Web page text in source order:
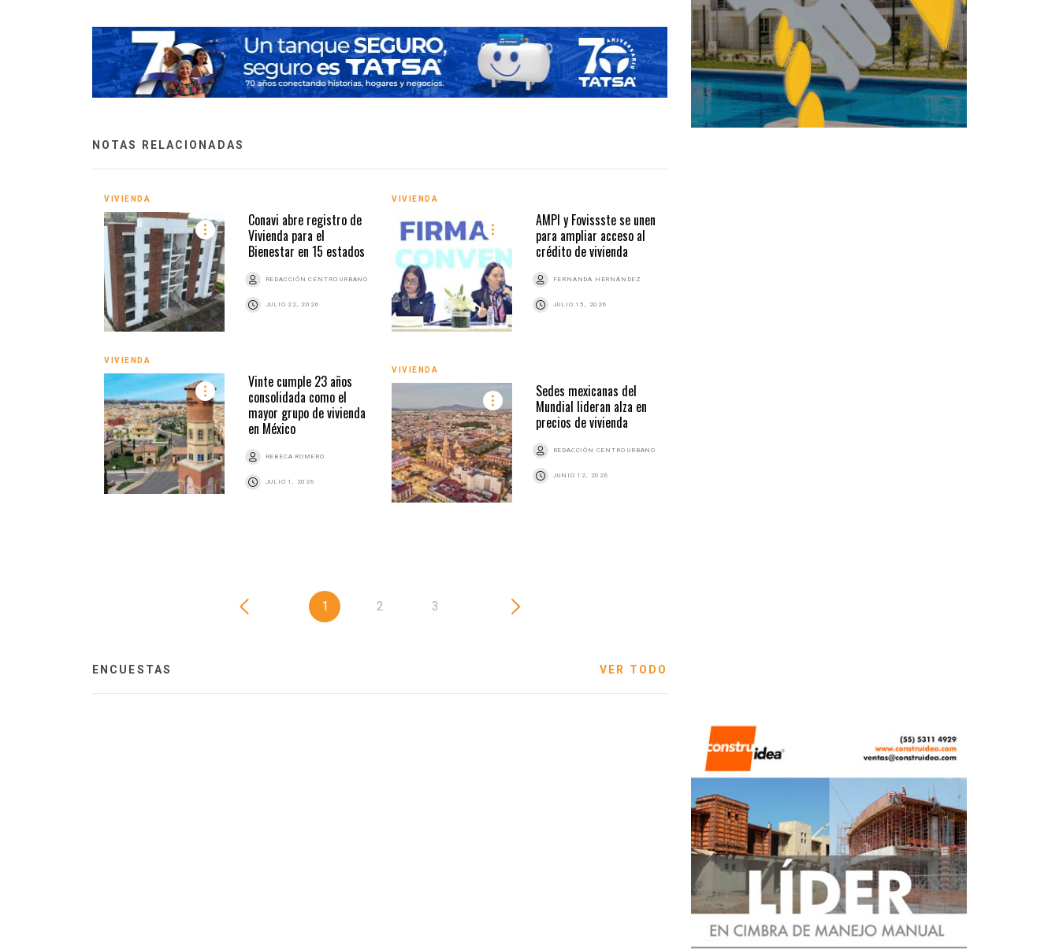
NOTAS RELACIONADAS
VIVIENDA
Conavi abre registro de
Vivienda para el
Bienestar en 15 estados
REDACCIÓN CENTRO URBANO
JULIO 22, 2026
VIVIENDA
AMPI y Fovissste se unen
para ampliar acceso al
crédito de vivienda
FERNANDA HERNÁNDEZ
JULIO 15, 2026
VIVIENDA
Vinte cumple 23 años
consolidada como el
mayor grupo de vivienda
en México
REBECA ROMERO
JULIO 1, 2026
VIVIENDA
Sedes mexicanas del
Mundial lideran alza en
precios de vivienda
REDACCIÓN CENTRO URBANO
JUNIO 12, 2026
1 2 3
ENCUESTAS VER TODO